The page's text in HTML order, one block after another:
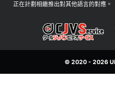
正在計劃相繼推出對其他語言的對應。
© 2020 - 2026